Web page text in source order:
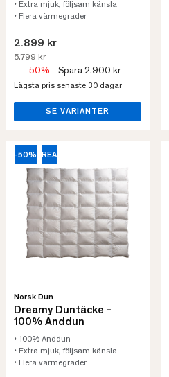
• Extra mjuk, följsam känsla
• Flera värmegrader
2.899 kr
5.799 kr
-50% Spara 2.900 kr
Lägsta pris senaste 30 dagar
SE VARIANTER
-50% REA
Norsk Dun
Dreamy Duntäcke -
100% Anddun
• 100% Anddun
• Extra mjuk, följsam känsla
• Flera värmegrader